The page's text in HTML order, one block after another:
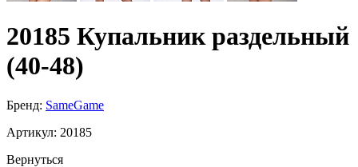
20185 Купальник раздельный
(40-48)
Бренд: SameGame
Артикул: 20185
Вернуться